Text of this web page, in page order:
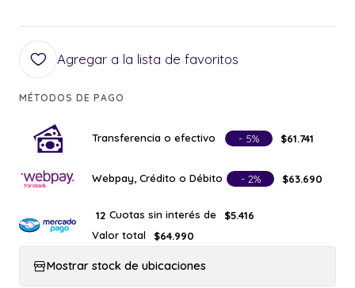
Agregar a la lista de favoritos
MÉTODOS DE PAGO
Transferencia o efectivo - 5% $61.741
Webpay, Crédito o Débito - 2% $63.690
12 Cuotas sin interés de
$5.416
Valor total
$64.990
Mostrar stock de ubicaciones